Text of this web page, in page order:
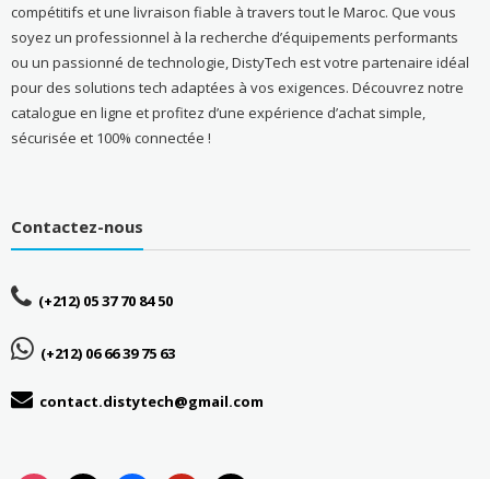
compétitifs et une livraison fiable à travers tout le Maroc. Que vous
soyez un professionnel à la recherche d’équipements performants
ou un passionné de technologie, DistyTech est votre partenaire idéal
pour des solutions tech adaptées à vos exigences. Découvrez notre
catalogue en ligne et profitez d’une expérience d’achat simple,
sécurisée et 100% connectée !
Contactez-nous
(+212) 05 37 70 84 50
(+212) 06 66 39 75 63
contact.distytech@gmail.com